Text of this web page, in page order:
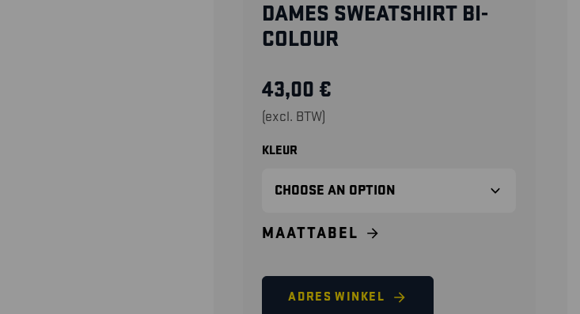
DAMES SWEATSHIRT BI-
COLOUR
43,00 €
(excl. BTW)
KLEUR
MAATTABEL
ADRES WINKEL